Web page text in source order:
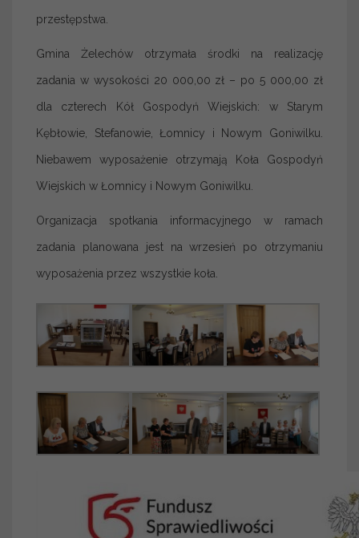
przestępstwa.
Gmina Żelechów otrzymała środki na realizację
zadania w wysokości 20 000,00 zł – po 5 000,00 zł
dla czterech Kół Gospodyń Wiejskich: w Starym
Kębłowie, Stefanowie, Łomnicy i Nowym Goniwilku.
Niebawem wyposażenie otrzymają Koła Gospodyń
Wiejskich w Łomnicy i Nowym Goniwilku.
Organizacja spotkania informacyjnego w ramach
zadania planowana jest na wrzesień po otrzymaniu
wyposażenia przez wszystkie koła.